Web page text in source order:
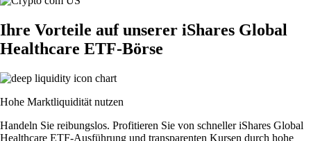
Ihre Vorteile auf unserer iShares Global
Healthcare ETF-Börse
Hohe Marktliquidität nutzen
Handeln Sie reibungslos. Profitieren Sie von schneller iShares Global
Healthcare ETF-Ausführung und transparenten Kursen durch hohe